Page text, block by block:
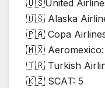
🇺🇸United
🇺🇸 Alaska
🇵🇦 Copa
🇲🇽 Aeromexico:
🇹🇷 Turkish
🇰🇿 SCAT: 5